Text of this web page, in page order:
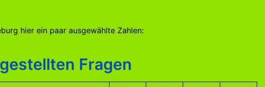
hier ein paar ausgewählte Zahlen:
Fragen